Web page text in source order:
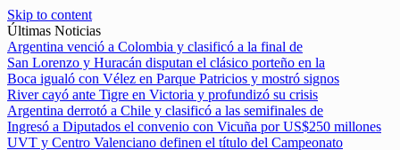
Skip to content
Últimas Noticias
Argentina venció a Colombia y clasificó a la final de
San Lorenzo y Huracán disputan el clásico porteño en la
Boca igualó con Vélez en Parque Patricios y mostró signos
River cayó ante Tigre en Victoria y profundizó su crisis
Argentina derrotó a Chile y clasificó a las semifinales de
Ingresó a Diputados el convenio con Vicuña por US$250 millones
UVT y Centro Valenciano definen el título del Campeonato